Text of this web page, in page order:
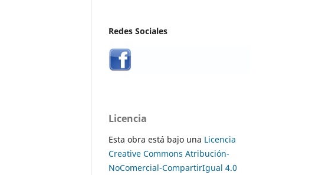
Redes Sociales
Licencia
Esta obra está bajo una Licencia
Creative Commons Atribución-
NoComercial-CompartirIgual 4.0